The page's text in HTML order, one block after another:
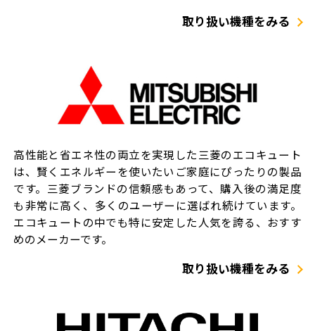
取り扱い機種をみる
高性能と省エネ性の両立を実現した三菱のエコキュート
は、賢くエネルギーを使いたいご家庭にぴったりの製品
です。三菱ブランドの信頼感もあって、購入後の満足度
も非常に高く、多くのユーザーに選ばれ続けています。
エコキュートの中でも特に安定した人気を誇る、おすす
めのメーカーです。
取り扱い機種をみる